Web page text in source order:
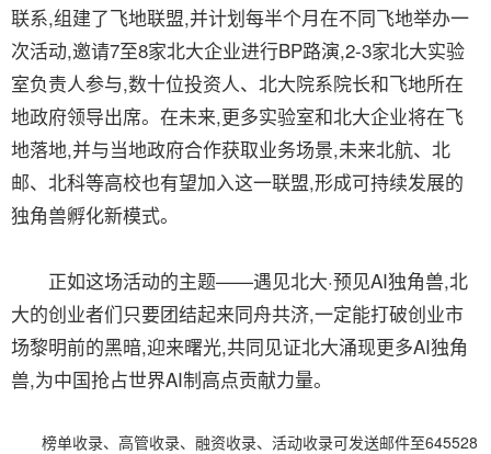
联系,组建了飞地联盟,并计划每半个月在不同飞地举办一
次活动,邀请7至8家北大企业进行BP路演,2-3家北大实验
室负责人参与,数十位投资人、北大院系院长和飞地所在
地政府领导出席。在未来,更多实验室和北大企业将在飞
地落地,并与当地政府合作获取业务场景,未来北航、北
邮、北科等高校也有望加入这一联盟,形成可持续发展的
独角兽孵化新模式。
正如这场活动的主题——遇见北大·预见AI独角兽,北
大的创业者们只要团结起来同舟共济,一定能打破创业市
场黎明前的黑暗,迎来曙光,共同见证北大涌现更多AI独角
兽,为中国抢占世界AI制高点贡献力量。
榜单收录、高管收录、融资收录、活动收录可发送邮件至645528